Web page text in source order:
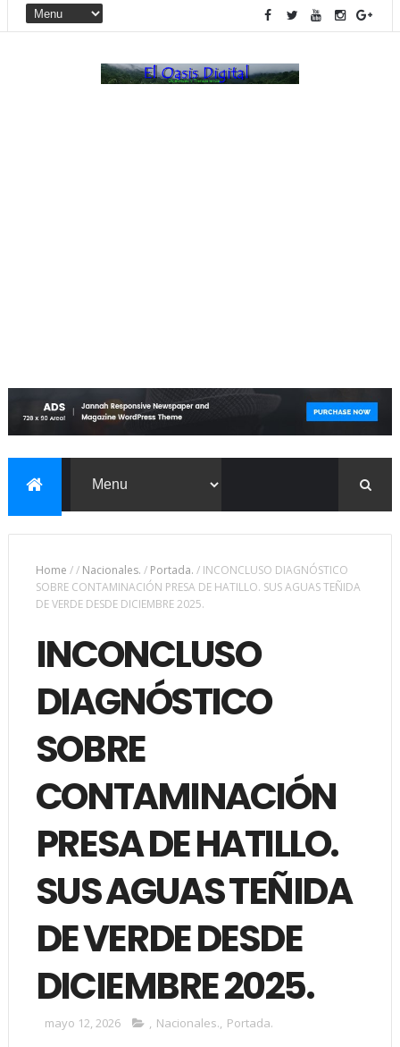
Home // Nacionales. / Portada. / INCONCLUSO DIAGNÓSTICO
SOBRE CONTAMINACIÓN PRESA DE HATILLO. SUS AGUAS TEÑIDA
DE VERDE DESDE DICIEMBRE 2025.
INCONCLUSO
DIAGNÓSTICO
SOBRE
CONTAMINACIÓN
PRESA DE HATILLO.
SUS AGUAS TEÑIDA
DE VERDE DESDE
DICIEMBRE 2025.
mayo 12, 2026 , Nacionales., Portada.